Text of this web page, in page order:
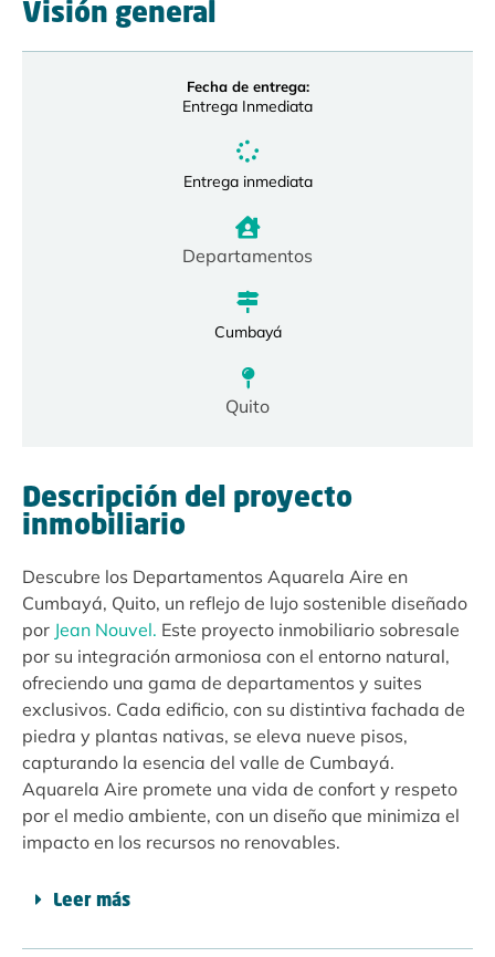
Visión general
Fecha de entrega:
Entrega Inmediata
Entrega inmediata
Departamentos
Cumbayá
Quito
Descripción del proyecto
inmobiliario
Descubre los Departamentos Aquarela Aire en
Cumbayá, Quito, un reflejo de lujo sostenible diseñado
por Jean Nouvel. Este proyecto inmobiliario sobresale
por su integración armoniosa con el entorno natural,
ofreciendo una gama de departamentos y suites
exclusivos. Cada edificio, con su distintiva fachada de
piedra y plantas nativas, se eleva nueve pisos,
capturando la esencia del valle de Cumbayá.
Aquarela Aire promete una vida de confort y respeto
por el medio ambiente, con un diseño que minimiza el
impacto en los recursos no renovables​.
Leer más